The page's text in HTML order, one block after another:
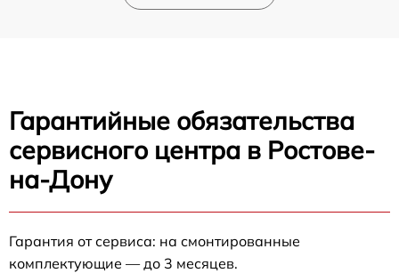
Гарантийные обязательства
сервисного центра в Ростове-
на-Дону
Гарантия от сервиса: на смонтированные
комплектующие — до 3 месяцев.